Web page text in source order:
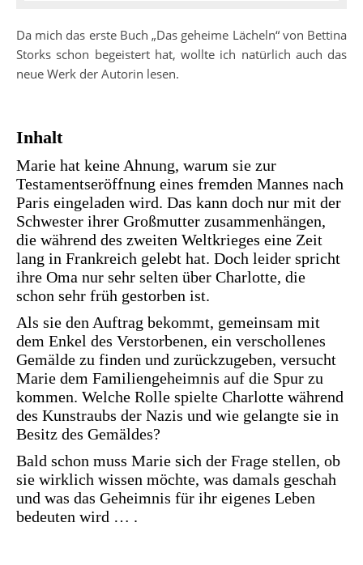
Da mich das erste Buch „Das geheime Lächeln“ von Bettina
Storks schon begeistert hat, wollte ich natürlich auch das
neue Werk der Autorin lesen.
Inhalt
Marie hat keine Ahnung, warum sie zur
Testamentseröffnung eines fremden Mannes nach
Paris eingeladen wird. Das kann doch nur mit der
Schwester ihrer Großmutter zusammenhängen,
die während des zweiten Weltkrieges eine Zeit
lang in Frankreich gelebt hat. Doch leider spricht
ihre Oma nur sehr selten über Charlotte, die
schon sehr früh gestorben ist.
Als sie den Auftrag bekommt, gemeinsam mit
dem Enkel des Verstorbenen, ein verschollenes
Gemälde zu finden und zurückzugeben, versucht
Marie dem Familiengeheimnis auf die Spur zu
kommen. Welche Rolle spielte Charlotte während
des Kunstraubs der Nazis und wie gelangte sie in
Besitz des Gemäldes?
Bald schon muss Marie sich der Frage stellen, ob
sie wirklich wissen möchte, was damals geschah
und was das Geheimnis für ihr eigenes Leben
bedeuten wird … .